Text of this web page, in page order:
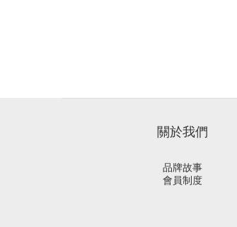
關於我們
品牌故事
會員制度